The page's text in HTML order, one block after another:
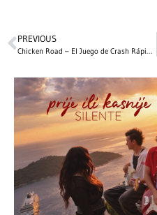
PREVIOUS
Chicken Road – El Juego de Crash Rápido Que Te Mantiene en Suspenso